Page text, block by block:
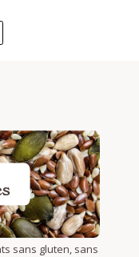
sans gluten, sans